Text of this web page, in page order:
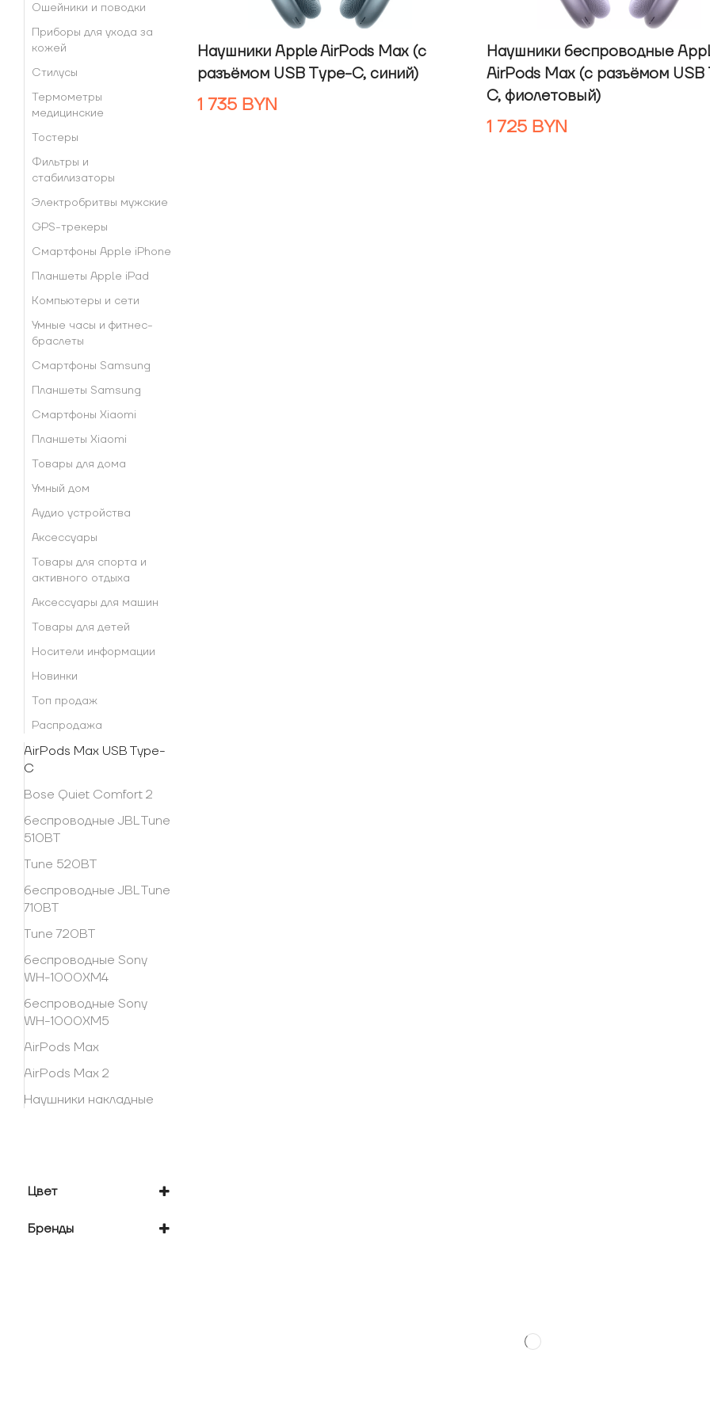
Наушники Apple AirPods Max (с
разъёмом USB Type-C, синий)
1 735 BYN
Наушники беспроводные
AirPods Max (с разъёмом
C, фиолетовый)
1 725 BYN
Ошейники и поводки
Приборы для ухода за
кожей
Стилусы
Термометры
медицинские
Тостеры
Фильтры и
стабилизаторы
Электробритвы мужские
GPS-трекеры
Смартфоны Apple iPhone
Планшеты Apple iPad
Компьютеры и сети
Умные часы и фитнес-
браслеты
Смартфоны Samsung
Планшеты Samsung
Смартфоны Xiaomi
Планшеты Xiaomi
Товары для дома
Умный дом
Аудио устройства
Аксессуары
Товары для спорта и
активного отдыха
Аксессуары для машин
Товары для детей
Носители информации
Новинки
Топ продаж
Распродажа
AirPods Max USB Type-
C
Bose Quiet Comfort 2
беспроводные JBL Tune
510BT
Tune 520BT
беспроводные JBL Tune
710BT
Tune 720BT
беспроводные Sony
WH-1000XM4
беспроводные Sony
WH-1000XM5
AirPods Max
AirPods Max 2
Наушники накладные
Цвет
оранжевый
Бренды